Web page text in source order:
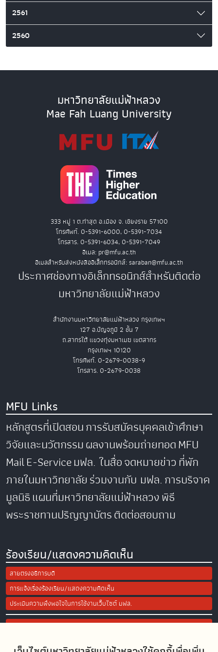
2561
2560
มหาวิทยาลัยแม่ฟ้าหลวง
Mae Fah Luang University
333 หมู่ 1 ต.ท่าสุด อ.เมือง จ. เชียงราย 57100
โทรศัพท์. 0-5391-6000, 0-5391-7034
โทรสาร. 0-5391-6034, 0-5391-7049
อีเมล: pr@mfu.ac.th
อีเมลสำหรับส่งหนังสืออิเล็กทรอนิกส์: saraban@mfu.ac.th
ประกาศช่องทางอิเล็กทรอนิกส์สำหรับติดต่อ
มหาวิทยาลัยแม่ฟ้าหลวง
สำนักงานมหาวิทยาลัยแม่ฟ้าหลวง กรุงเทพฯ
127 อ.ปัญจภูมิ 2 ชั้น 7
ถ.สาทรใต้ แขวงทุ่งมหาเมฆ เขตสาทร
กรุงเทพฯ 10120
โทรศัพท์. 0-2679-0038-9
โทรสาร. 0-2679-0038
MFU Links
หลักสูตรที่เปิดสอนการรับสมัครบุคคลเข้าศึกษา
วิจัยและนวัตกรรมผลงานพร้อมถ่ายทอดMFU
MailE-Serviceมฟล. ในสื่อจดหมายข่าวที่พัก
ภายในมหาวิทยาลัยร่วมงานกับ มฟล.การบริจาค
มูลนิธิแผนที่มหาวิทยาลัยแม่ฟ้าหลวงพิธี
พระราชทานปริญญาบัตรติดต่อสอบถาม
ร้องเรียน/แสดงความคิดเห็น
สายตรงอธิการบดี
การแจ้งเรื่องร้องเรียน/แสดงความคิดเห็น
ประเมินความพึงพอใจในการใช้งานเว็บไซต์ มฟล.
Site Map